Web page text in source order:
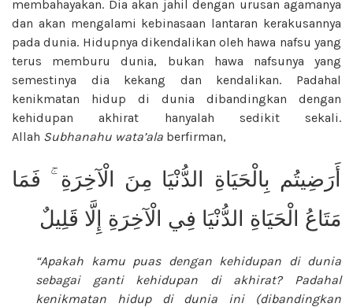
membahayakan. Dia akan jahil dengan urusan agamanya
dan akan mengalami kebinasaan lantaran kerakusannya
pada dunia. Hidupnya dikendalikan oleh hawa nafsu yang
terus memburu dunia, bukan hawa nafsunya yang
semestinya dia kekang dan kendalikan. Padahal
kenikmatan hidup di dunia dibandingkan dengan
kehidupan akhirat hanyalah sedikit sekali.
Allah Subhanahu wata’ala berfirman,
أَرَضِيتُم بِالْحَيَاةِ الدُّنْيَا مِنَ الْآخِرَةِ ۚ فَمَا
مَتَاعُ الْحَيَاةِ الدُّنْيَا فِي الْآخِرَةِ إِلَّا قَلِيلٌ
“Apakah kamu puas dengan kehidupan di dunia
sebagai ganti kehidupan di akhirat? Padahal
kenikmatan hidup di dunia ini (dibandingkan